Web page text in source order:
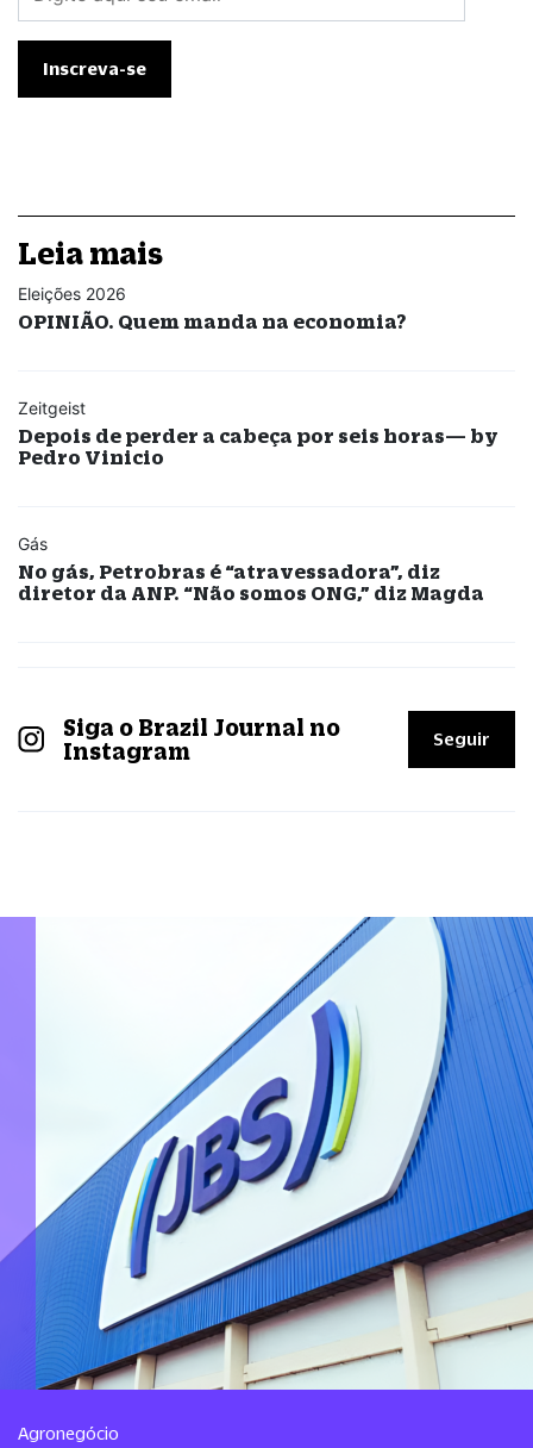
Leia mais
Eleições 2026
OPINIÃO. Quem manda na economia?
Zeitgeist
Depois de perder a cabeça por seis horas— by
Pedro Vinicio
Gás
No gás, Petrobras é “atravessadora”, diz
diretor da ANP. “Não somos ONG,” diz Magda
Siga o Brazil Journal no
Instagram
Seguir
Agronegócio